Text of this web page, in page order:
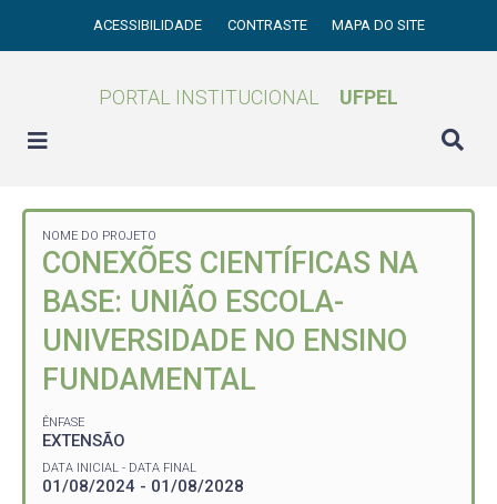
ACESSIBILIDADE CONTRASTE MAPA DO SITE
PORTAL INSTITUCIONAL UFPEL
NOME DO PROJETO
CONEXÕES CIENTÍFICAS NA
BASE: UNIÃO ESCOLA-
UNIVERSIDADE NO ENSINO
FUNDAMENTAL
ÊNFASE
EXTENSÃO
DATA INICIAL - DATA FINAL
01/08/2024 - 01/08/2028